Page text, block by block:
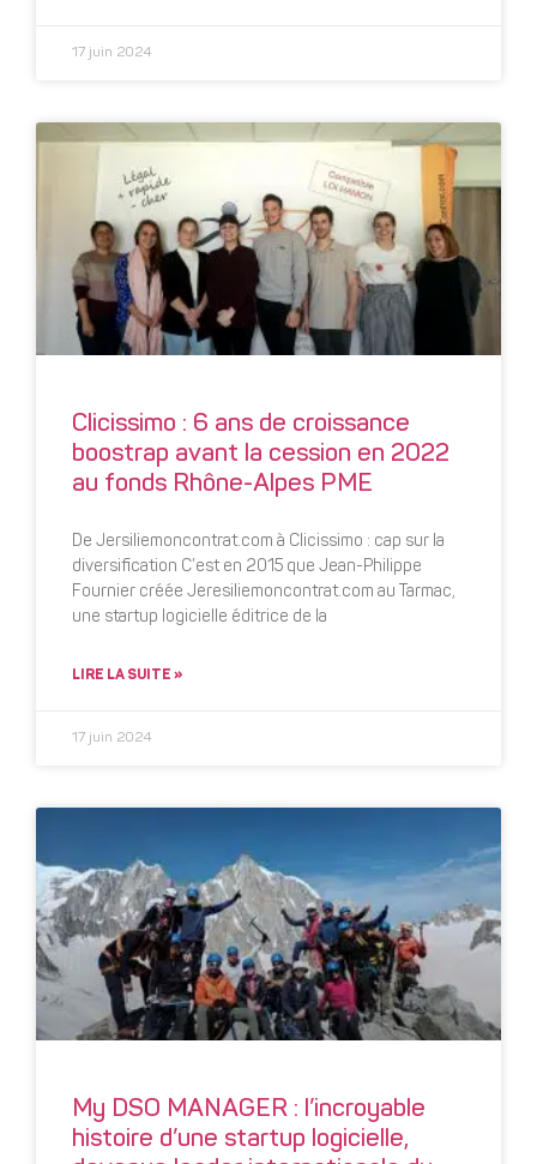
17 juin 2024
Clicissimo : 6 ans de croissance
boostrap avant la cession en 2022
au fonds Rhône-Alpes PME
De Jersiliemoncontrat.com à Clicissimo : cap sur la
diversification C’est en 2015 que Jean-Philippe
Fournier créée Jeresiliemoncontrat.com au Tarmac,
une startup logicielle éditrice de la
LIRE LA SUITE »
17 juin 2024
My DSO MANAGER : l’incroyable
histoire d’une startup logicielle,